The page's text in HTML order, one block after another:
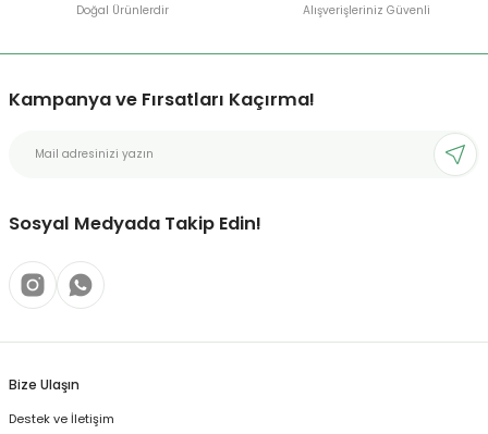
Doğal Ürünlerdir
Alışverişleriniz Güvenli
Kampanya ve Fırsatları Kaçırma!
Sosyal Medyada Takip Edin!
Bize Ulaşın
Destek ve İletişim